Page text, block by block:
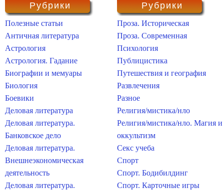
Рубрики
Полезные статьи
Античная литература
Астрология
Астрология. Гадание
Биографии и мемуары
Биология
Боевики
Деловая литература
Деловая литература.
Банковское дело
Деловая литература.
Внешнеэкономическая
деятельность
Деловая литература.
Рубрики
Проза. Историческая
Проза. Современная
Психология
Публицистика
Путешествия и география
Развлечения
Разное
Религия/мистика/нло
Религия/мистика/нло. Магия и
оккультизм
Секс учеба
Спорт
Спорт. Бодибилдинг
Спорт. Карточные игры